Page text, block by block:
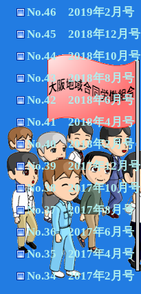
No.46 2019年2月号
No.45 2018年12月号
No.44 2018年10月号
No.43 2018年8月号
No.42 2018年6月号
No.41 2018年4月号
No.40 2018年2月号
No.39 2017年12月号
No.38 2017年10月号
No.37 2017年8月号
No.36 2017年6月号
No.35 2017年4月号
No.34 2017年2月号